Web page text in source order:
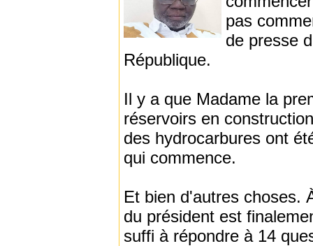
pas
de presse
République.
Il y a que Madame la
réservoirs en
des hydrocarbures ont
qui commence.
Et bien d'autres choses.
du président est
suffi à répondre à 14